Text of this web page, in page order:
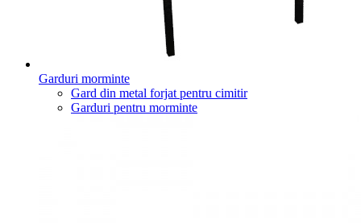
Garduri morminte
Gard din metal forjat pentru cimitir
Garduri pentru morminte